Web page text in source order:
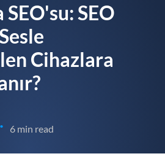
SEO
Cihazlara
• 6 min read